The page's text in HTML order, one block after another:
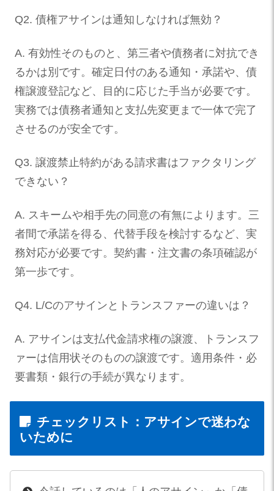
Q2. 債権アサインは通知しなければ無効？
A. 有効性そのものと、第三者や債務者に対抗でき
るかは別です。確定日付のある通知・承諾や、債
権譲渡登記など、目的に応じた手当が必要です。
実務では債務者通知と支払先変更まで一体で完了
させるのが安全です。
Q3. 譲渡禁止特約がある請求書はファクタリング
できない？
A. スキームや相手先の同意の有無によります。三
者間で承諾を得る、代替手段を検討するなど、実
務対応が必要です。契約書・注文書の条項確認が
第一歩です。
Q4. L/Cのアサインとトランスファーの違いは？
A. アサインは支払代金請求権の譲渡、トランスフ
ァーは信用状そのものの譲渡です。適用条件・必
要書類・銀行の手続が異なります。
チェックリスト：アサインで迷わな
いために